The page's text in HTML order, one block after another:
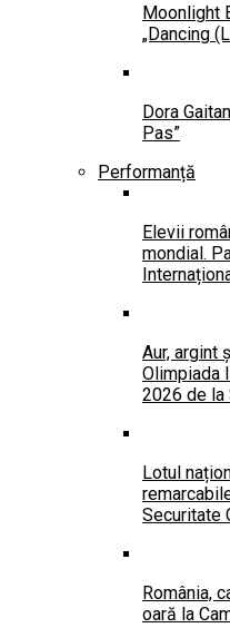
Moonlight
„Dancing
Dora
Pas”
Performanță
Elevii
mondial.
Aur, argint
Olimpiada
2026 de la
Lotul
Securitate
România,
oară la